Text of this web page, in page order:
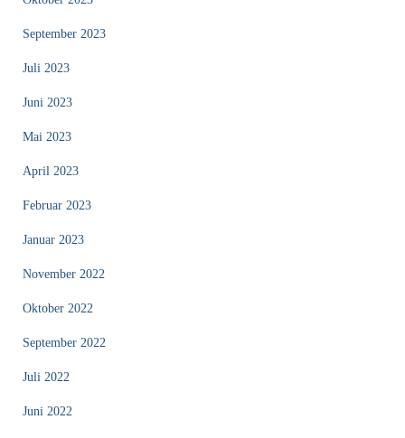
September 2023
Juli 2023
Juni 2023
Mai 2023
April 2023
Februar 2023
Januar 2023
November 2022
Oktober 2022
September 2022
Juli 2022
Juni 2022